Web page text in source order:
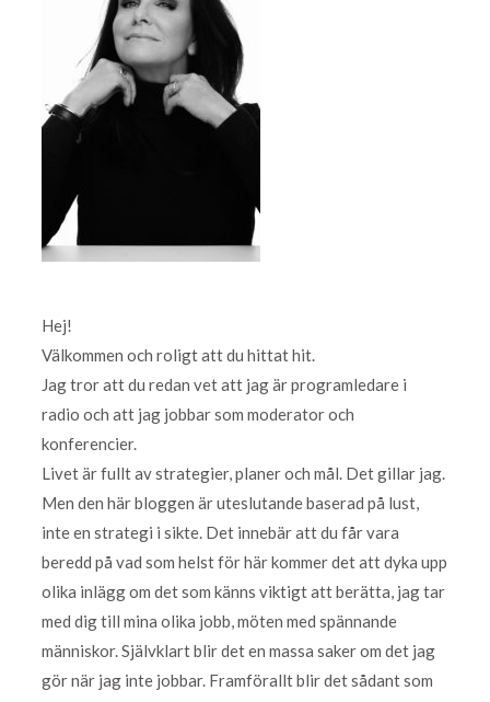
Hej!
Välkommen och roligt att du hittat hit.
Jag tror att du redan vet att jag är programledare i
radio och att jag jobbar som moderator och
konferencier.
Livet är fullt av strategier, planer och mål. Det gillar jag.
Men den här bloggen är uteslutande baserad på lust,
inte en strategi i sikte. Det innebär att du får vara
beredd på vad som helst för här kommer det att dyka upp
olika inlägg om det som känns viktigt att berätta, jag tar
med dig till mina olika jobb, möten med spännande
människor. Självklart blir det en massa saker om det jag
gör när jag inte jobbar. Framförallt blir det sådant som